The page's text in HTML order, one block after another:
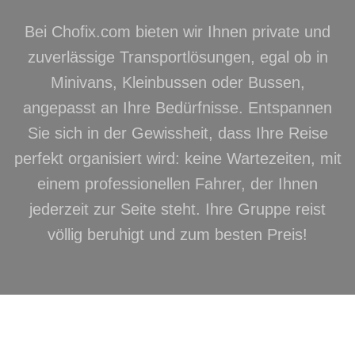
Bei Chofix.com bieten wir Ihnen private und
zuverlässige Transportlösungen, egal ob in
Minivans, Kleinbussen oder Bussen,
angepasst an Ihre Bedürfnisse. Entspannen
Sie sich in der Gewissheit, dass Ihre Reise
perfekt organisiert wird: keine Wartezeiten, mit
einem professionellen Fahrer, der Ihnen
jederzeit zur Seite steht. Ihre Gruppe reist
völlig beruhigt und zum besten Preis!